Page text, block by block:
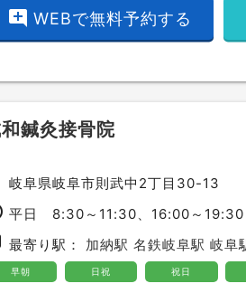
add_comment WEBで無料予約する
鍼灸接骨院
岐阜県岐阜市則武中2丁目30-13
平日 8:30～11:30、16:00～
最寄り駅： 加納駅 名鉄岐阜駅 岐阜
早朝 日祝 祝日